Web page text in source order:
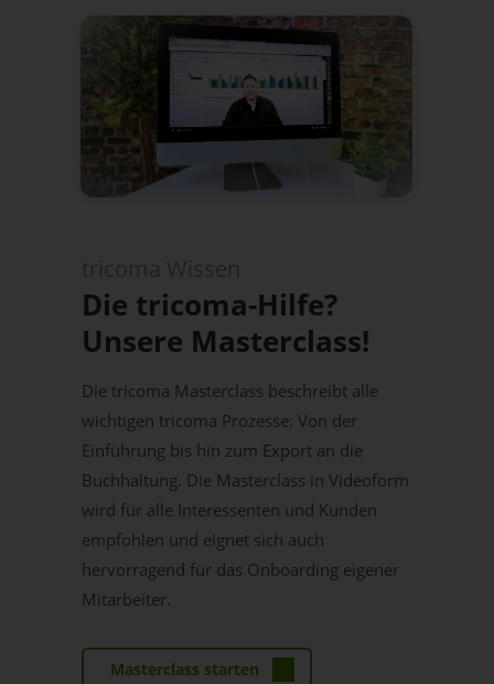
Die tricoma-Hilfe?
Unsere Masterclass!
Die tricoma Masterclass beschreibt alle
wichtigen tricoma Prozesse: Von der
Einführung bis hin zum Export an die
Buchhaltung. Die Masterclass in Videoform
wird für alle Interessenten und Kunden
empfohlen und eignet sich auch
hervorragend für das Onboarding eigener
Mitarbeiter.
Masterclass starten